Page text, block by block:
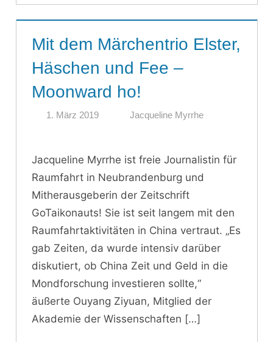
Mit dem Märchentrio Elster,
Häschen und Fee –
Moonward ho!
1. März 2019 Jacqueline Myrrhe
Jacqueline Myrrhe ist freie Journalistin für
Raumfahrt in Neubrandenburg und
Mitherausgeberin der Zeitschrift
GoTaikonauts! Sie ist seit langem mit den
Raumfahrtaktivitäten in China vertraut. „Es
gab Zeiten, da wurde intensiv darüber
diskutiert, ob China Zeit und Geld in die
Mondforschung investieren sollte,“
äußerte Ouyang Ziyuan, Mitglied der
Akademie der Wissenschaften